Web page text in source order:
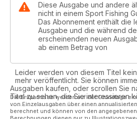
Diese Ausgabe und andere
nicht in einem Sport Fishing
Das Abonnement enthält die
Ausgabe und die während
erscheinenden neuen
ab einem Betrag von
Leider werden von diesem Titel
mehr veröffentlicht. Sie können
Ausgaben kaufen, oder scrollen Sie
Titel zu sehen, die Sie interessieren
Die Ersparnisse werden auf der Grundlage
von Einzelausgaben über einen
berechnet und können von den